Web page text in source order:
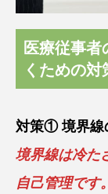
医療従事者
くための対
対策① 境界線
境界線は冷た
自己管理です。